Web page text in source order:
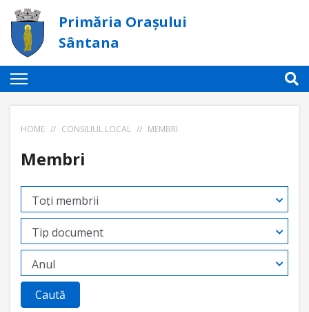
Primăria Orașului
Sântana
HOME // CONSILIUL LOCAL // MEMBRI
Membri
Caută